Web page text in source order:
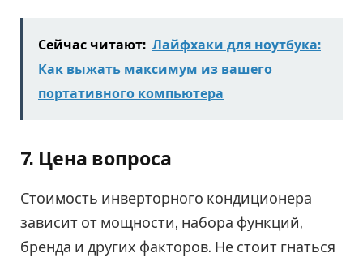
Сейчас читают: Лайфхаки для ноутбука:
Как выжать максимум из вашего
портативного компьютера
7. Цена вопроса
Стоимость инверторного кондиционера
зависит от мощности, набора функций,
бренда и других факторов. Не стоит гнаться